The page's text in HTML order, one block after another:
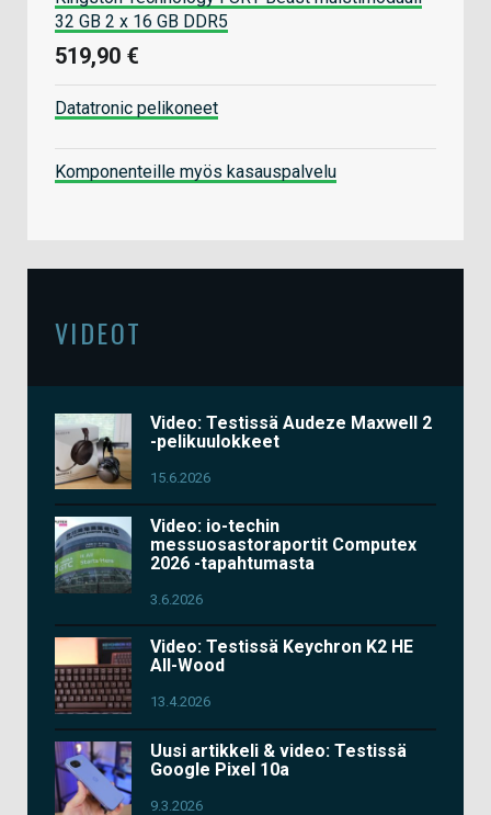
32 GB 2 x 16 GB DDR5
519,90 €
Datatronic pelikoneet
Komponenteille myös kasauspalvelu
VIDEOT
Video: Testissä Audeze Maxwell 2
-pelikuulokkeet
15.6.2026
Video: io-techin
messuosastoraportit Computex
2026 -tapahtumasta
3.6.2026
Video: Testissä Keychron K2 HE
All-Wood
13.4.2026
Uusi artikkeli & video: Testissä
Google Pixel 10a
9.3.2026